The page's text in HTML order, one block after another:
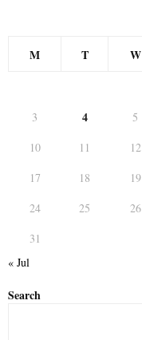
M T W
3
4 5
10
11 12
17
18 19
24
25 26
31
« Jul
Search